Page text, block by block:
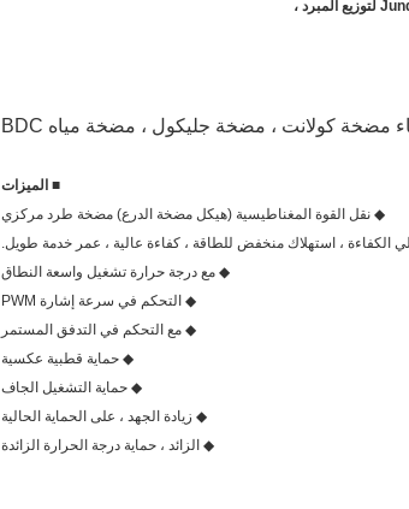
■ الميزات
◆ نقل القوة المغناطيسية (هيكل مضخة الدرع) مضخة طرد مركزي
◆ مع درجة حرارة تشغيل واسعة النطاق
◆ التحكم في سرعة إشارة PWM
◆ مع التحكم في التدفق المستمر
◆ حماية قطبية عكسية
◆ حماية التشغيل الجاف
◆ زيادة الجهد ، على الحماية الحالية
◆ الزائد ، حماية درجة الحرارة الزائدة